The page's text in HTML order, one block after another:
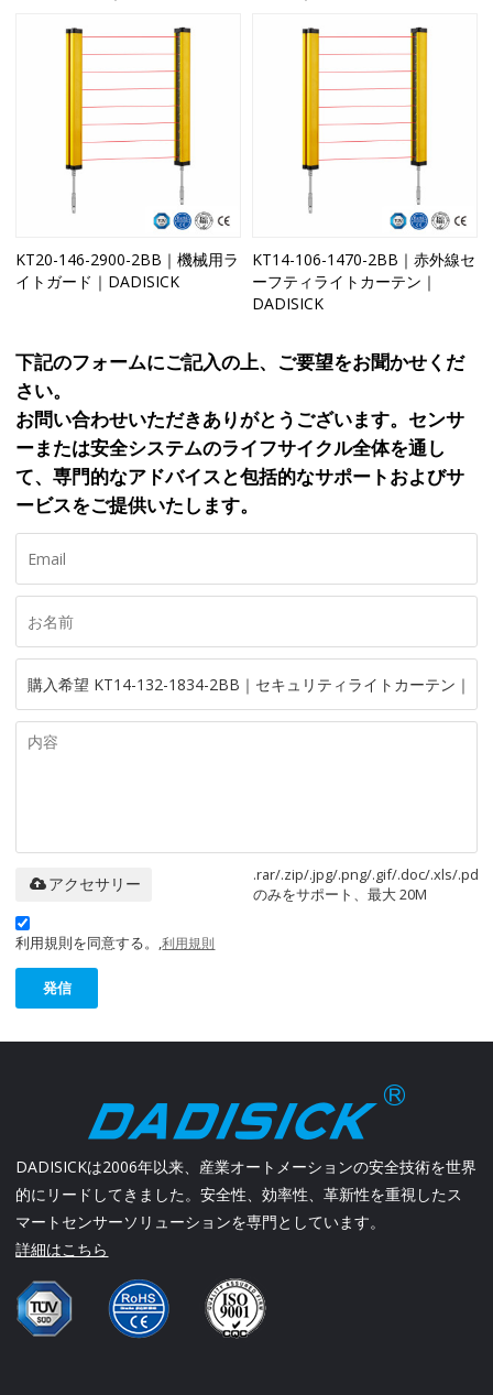
KT20-146-2900-2BB｜機械用ラ
イトガード｜DADISICK
KT14-106-1470-2BB｜赤外線セ
ーフティライトカーテン｜
DADISICK
下記のフォームにご記入の上、ご要望をお聞かせくだ
さい。
お問い合わせいただきありがとうございます。センサ
ーまたは安全システムのライフサイクル全体を通し
て、専門的なアドバイスと包括的なサポートおよびサ
ービスをご提供いたします。
.rar/.zip/.jpg/.png/.gif/.doc/.xls/.pdf
のみをサポート、最大 20M
アクセサリー
利用規則を同意する。,利用規則
発信
DADISICKは2006年以来、産業オートメーションの安全技術を世界
的にリードしてきました。安全性、効率性、革新性を重視したス
マートセンサーソリューションを専門としています。
詳細はこちら